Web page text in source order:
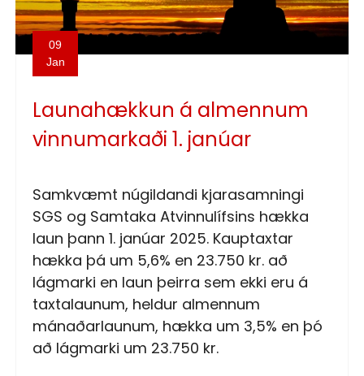
09
Jan
Launahækkun á almennum
vinnumarkaði 1. janúar
Samkvæmt núgildandi kjarasamningi
SGS og Samtaka Atvinnulífsins hækka
laun þann 1. janúar 2025. Kauptaxtar
hækka þá um 5,6% en 23.750 kr. að
lágmarki en laun þeirra sem ekki eru á
taxtalaunum, heldur almennum
mánaðarlaunum, hækka um 3,5% en þó
að lágmarki um 23.750 kr.